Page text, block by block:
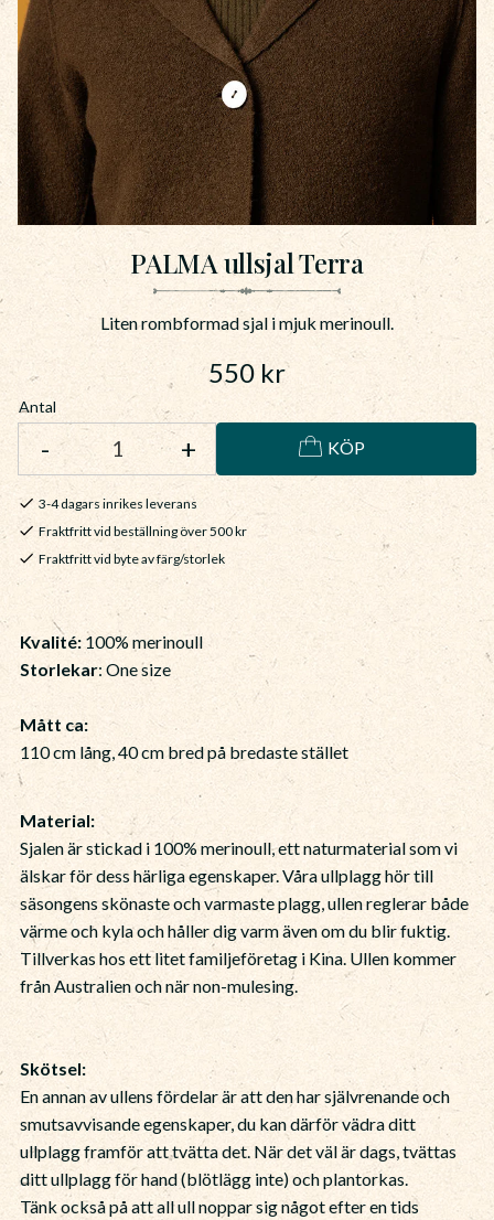
PALMA ullsjal Terra
Liten rombformad sjal i mjuk merinoull.
550 kr
Antal
+
- KÖP
3-4 dagars inrikes leverans
Fraktfritt vid beställning över 500 kr
Fraktfritt vid byte av färg/storlek
Kvalité: 100% merinoull
Storlekar: One size
Mått ca:
110 cm lång, 40 cm bred på bredaste stället
Material:
Sjalen är stickad i 100% merinoull, ett naturmaterial som vi
älskar för dess härliga egenskaper. Våra ullplagg hör till
säsongens skönaste och varmaste plagg, ullen reglerar både
värme och kyla och håller dig varm även om du blir fuktig.
Tillverkas hos ett litet familjeföretag i Kina. Ullen kommer
från Australien och när non-mulesing.
Skötsel:
En annan av ullens fördelar är att den har självrenande och
smutsavvisande egenskaper, du kan därför vädra ditt
ullplagg framför att tvätta det. När det väl är dags, tvättas
ditt ullplagg för hand (blötlägg inte) och plantorkas.
Tänk också på att all ull noppar sig något efter en tids